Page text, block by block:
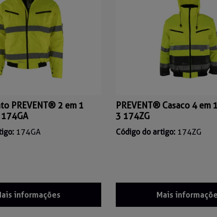
PREVENT® 2 em 1
174GA
informações
PREVENT® Casaco 4 em
3 174ZG
Código do artigo: 174ZG
Mais